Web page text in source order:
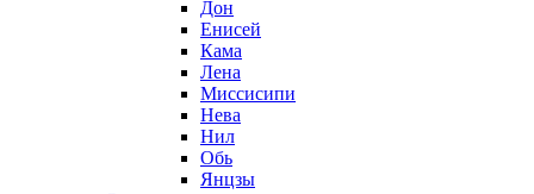
Дон
Енисей
Кама
Лена
Миссисипи
Нева
Нил
Обь
Янцзы